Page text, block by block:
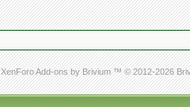
XenForo Add-ons by Brivium ™ © 2012-2026